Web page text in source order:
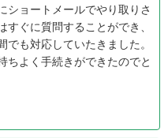
ショートメールでやり取りさ
ぐに質問することができ、
も対応していたきました。
ちよく手続きができたのでと